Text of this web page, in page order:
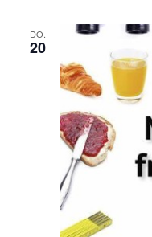
DO.
20